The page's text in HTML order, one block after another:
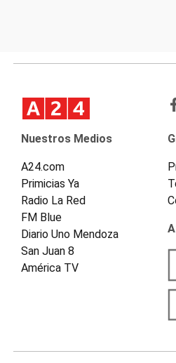
Nuestros Medios
A24.com
Primicias Ya
Radio La Red
FM Blue
Diario Uno Mendoza
San Juan 8
América TV